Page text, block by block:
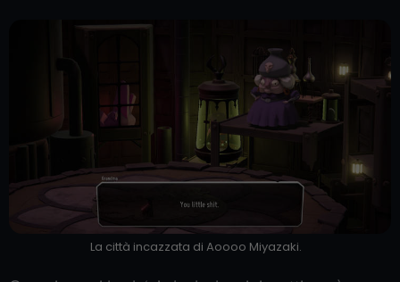
La città incazzata di Aoooo Miyazaki.